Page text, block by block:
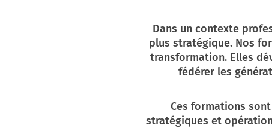
Dans un contexte
plus stratégique. Nos
transformation. Elles
fédérer les
Ces formations
stratégiques et